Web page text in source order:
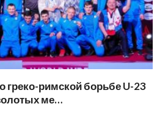
греко-римской борьбе U-23
ме…